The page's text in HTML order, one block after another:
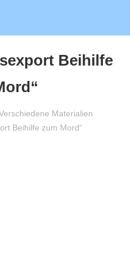
Beihilfe
Materialien
Beihilfe zum Mord“